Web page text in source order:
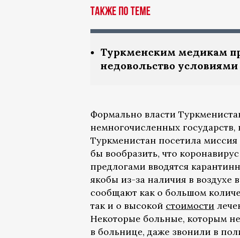
Также по теме
Туркменским медикам
недовольство условиями
Формально власти
немногочисленных государств,
Туркменистан посетила
бы вообразить, что
предлогами вводятся
якобы из-за наличия в
сообщают как о большом
так и о высокой стоимости
Некоторые больные, которым
в больнице, даже звонили в